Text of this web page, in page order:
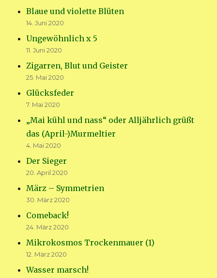
Blaue und violette Blüten
14. Juni 2020
Ungewöhnlich x 5
11. Juni 2020
Zigarren, Blut und Geister
25. Mai 2020
Glücksfeder
7. Mai 2020
„Mai kühl und nass“ oder Alljährlich grüßt
das (April-)Murmeltier
4. Mai 2020
Der Sieger
20. April 2020
März – Symmetrien
30. März 2020
Comeback!
24. März 2020
Mikrokosmos Trockenmauer (1)
12. März 2020
Wasser marsch!